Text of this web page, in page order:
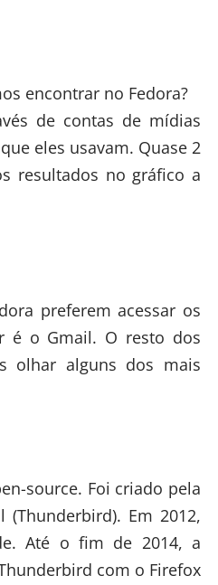
encontrar no Fedora?
de contas de mídias
eles usavam. Quase 2
resultados no gráfico a
preferem acessar os
é o Gmail. O resto dos
olhar alguns dos mais
source. Foi criado pela
(Thunderbird). Em 2012,
Até o fim de 2014, a
com o Firefox